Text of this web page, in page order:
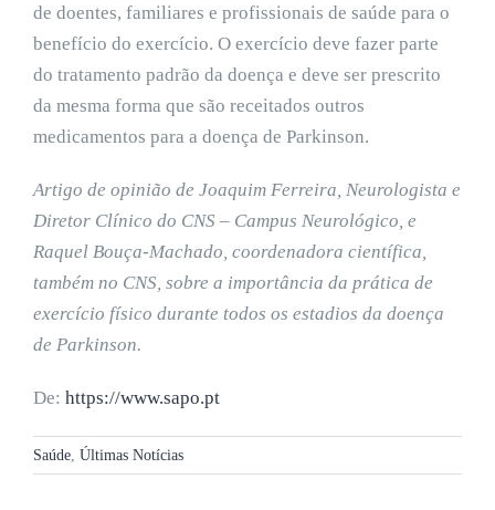
de doentes, familiares e profissionais de saúde para o
benefício do exercício. O exercício deve fazer parte
do tratamento padrão da doença e deve ser prescrito
da mesma forma que são receitados outros
medicamentos para a doença de Parkinson.
Artigo de opinião de Joaquim Ferreira, Neurologista e
Diretor Clínico do CNS – Campus Neurológico, e
Raquel Bouça-Machado, coordenadora científica,
também no CNS, sobre a importância da prática de
exercício físico durante todos os estadios da doença
de Parkinson.
De: https://www.sapo.pt
Saúde Últimas Notícias